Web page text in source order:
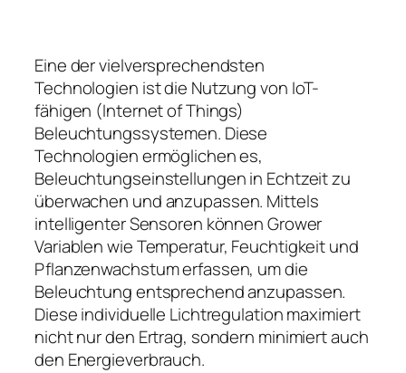
Eine der vielversprechendsten
Technologien ist die Nutzung von IoT-
fähigen (Internet of Things)
Beleuchtungssystemen. Diese
Technologien ermöglichen es,
Beleuchtungseinstellungen in Echtzeit zu
überwachen und anzupassen. Mittels
intelligenter Sensoren können Grower
Variablen wie Temperatur, Feuchtigkeit und
Pflanzenwachstum erfassen, um die
Beleuchtung entsprechend anzupassen.
Diese individuelle Lichtregulation maximiert
nicht nur den Ertrag, sondern minimiert auch
den Energieverbrauch.